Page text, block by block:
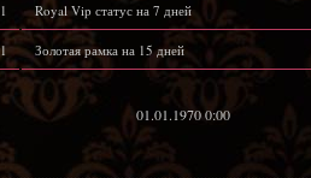
Royal Vip статус на 7 дней
Золотая рамка на 15 дней
01.01.1970 0:00